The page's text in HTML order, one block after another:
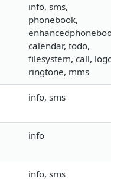
info, sms,
phonebook,
enhancedphonebook,
calendar, todo,
filesystem, call, logo,
ringtone, mms
info, sms
info
info, sms